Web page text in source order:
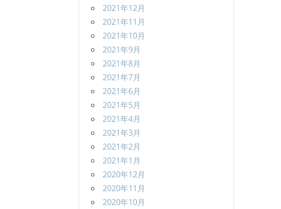
2021年12月
2021年11月
2021年10月
2021年9月
2021年8月
2021年7月
2021年6月
2021年5月
2021年4月
2021年3月
2021年2月
2021年1月
2020年12月
2020年11月
2020年10月